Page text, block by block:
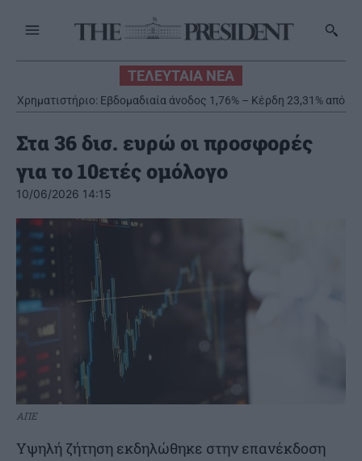
ΤΕΛΕΥΤΑΙΑ ΝΕΑ
Χρηματιστήριο: Εβδομαδιαία άνοδος 1,76% – Κέρδη 23,31% από
τις αρχές του έτους
Στα 36 δισ. ευρώ οι προσφορές
για το 10ετές ομόλογο
10/06/2026 14:15
ΑΠΕ
Υψηλή ζήτηση εκδηλώθηκε στην επανέκδοση